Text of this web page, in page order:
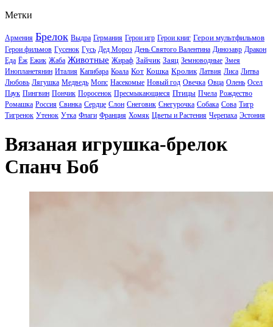
Метки
Армения Брелок Выдра Германия Герои игр Герои книг Герои мультфильмов
Герои фильмов Гусенок Гусь Дед Мороз День Святого Валентина Динозавр Дракон
Еда Ёж Ежик Жаба Животные Жираф Зайчик Заяц Земноводные Змея
Инопланетянин Италия Капибара Коала Кот Кошка Кролик Латвия Лиса Литва
Любовь Лягушка Медведь Мопс Насекомые Новый год Овечка Овца Олень Осел
Паук Пингвин Пончик Поросенок Пресмыкающиеся Птицы Пчела Рождество
Ромашка Россия Свинка Сердце Слон Снеговик Снегурочка Собака Сова Тигр
Тигренок Утенок Утка Флаги Франция Хомяк Цветы и Растения Черепаха Эстония
Вязаная игрушка-брелок
Спанч Боб